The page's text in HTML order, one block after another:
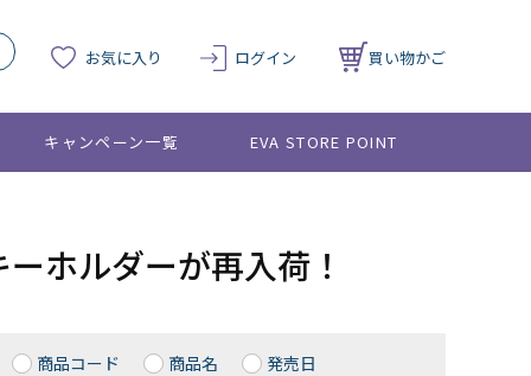
お気に入り ログイン 買い物かご
キャンペーン一覧 EVA STORE POINT
ホルダーが再入荷！
商品コード 商品名
発売日